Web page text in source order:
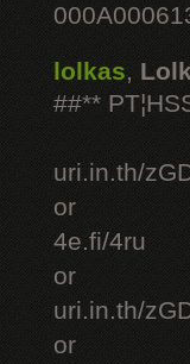
lolkas,
##**
uri.in.th/
or
4e.fi/4ru
or
uri.in.th/
or